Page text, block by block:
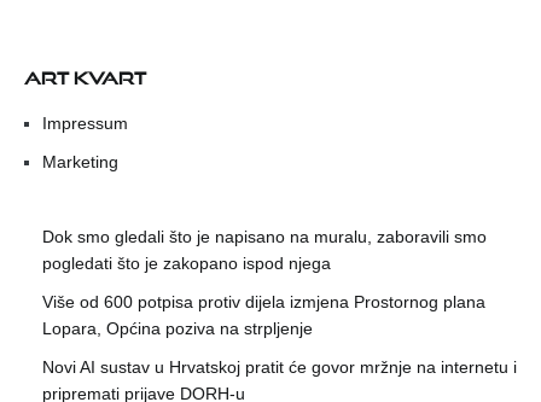
ART KVART
Impressum
Marketing
Dok smo gledali što je napisano na muralu, zaboravili smo
pogledati što je zakopano ispod njega
Više od 600 potpisa protiv dijela izmjena Prostornog plana
Lopara, Općina poziva na strpljenje
Novi AI sustav u Hrvatskoj pratit će govor mržnje na internetu i
pripremati prijave DORH-u